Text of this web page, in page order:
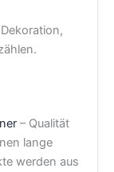
– Qualität
lange
werden aus